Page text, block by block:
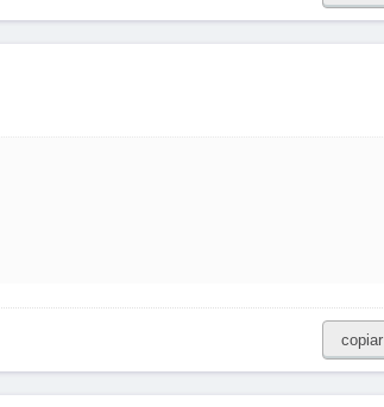
copiar